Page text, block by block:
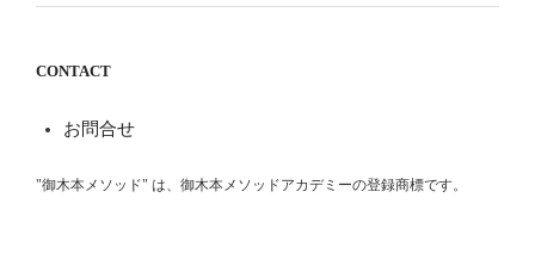
CONTACT
お問合せ
"御木本メソッド" は、御木本メソッドアカデミーの登録商標です。